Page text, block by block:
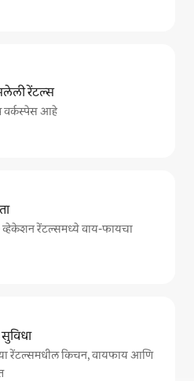
रेंटल्स
वर्कस्पेस आहे
रेंटल्समध्ये वाय-फायचा
रेंटल्समधील किचन, वायफाय आणि